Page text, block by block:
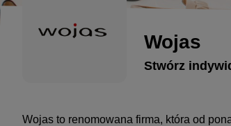
Wojas
Stwórz
Wojas to renomowana firma, która od